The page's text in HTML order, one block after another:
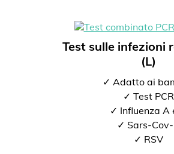
Test sulle infezioni
(L)
✓ Adatto ai
✓ Test PCR
✓ Influenza A
✓ Sars-
✓ RSV